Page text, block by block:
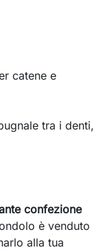
catene e
tra i denti,
confezione
è venduto
alla tua